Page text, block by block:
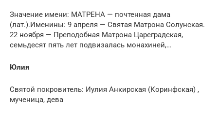
Значение имени: МАТРЕНА — почтенная дама
(лат.).Именины: 9 апреля — Святая Матрона Солунская.
22 ноября — Преподобная Матрона Цареградская,
семьдесят пять лет подвизалась монахиней,…
Юлия
Святой покровитель: Иулия Анкирская (Коринфская) ,
мученица, дева